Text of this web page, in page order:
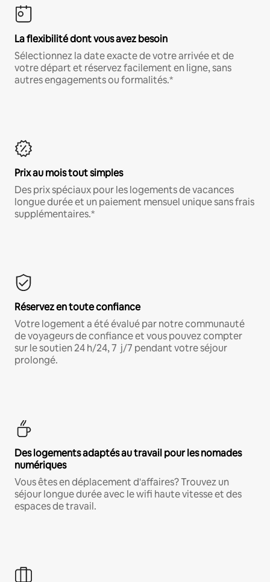
La flexibilité dont vous avez besoin
Sélectionnez la date exacte de votre arrivée et de
votre départ et réservez facilement en ligne, sans
autres engagements ou formalités.*
Prix au mois tout simples
Des prix spéciaux pour les logements de vacances
longue durée et un paiement mensuel unique sans frais
supplémentaires.*
Réservez en toute confiance
Votre logement a été évalué par notre communauté
de voyageurs de confiance et vous pouvez compter
sur le soutien 24 h/24, 7 j/7 pendant votre séjour
prolongé.
Des logements adaptés au travail pour les nomades
numériques
Vous êtes en déplacement d'affaires? Trouvez un
séjour longue durée avec le wifi haute vitesse et des
espaces de travail.